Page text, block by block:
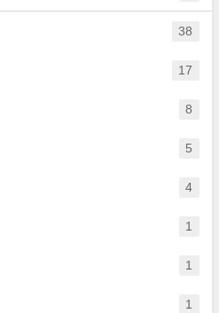
38
17
8
5
4
1
1
1